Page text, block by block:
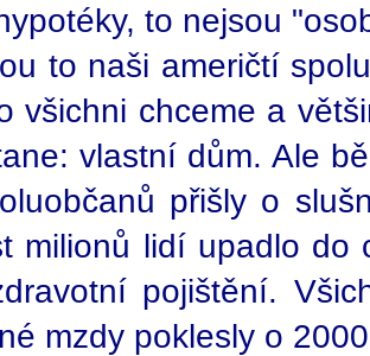
to nejsou
to naši američtí
všichni chceme a
vlastní dům. Ale
přišly o
milionů lidí upadlo do
pojištění.
mzdy poklesly o